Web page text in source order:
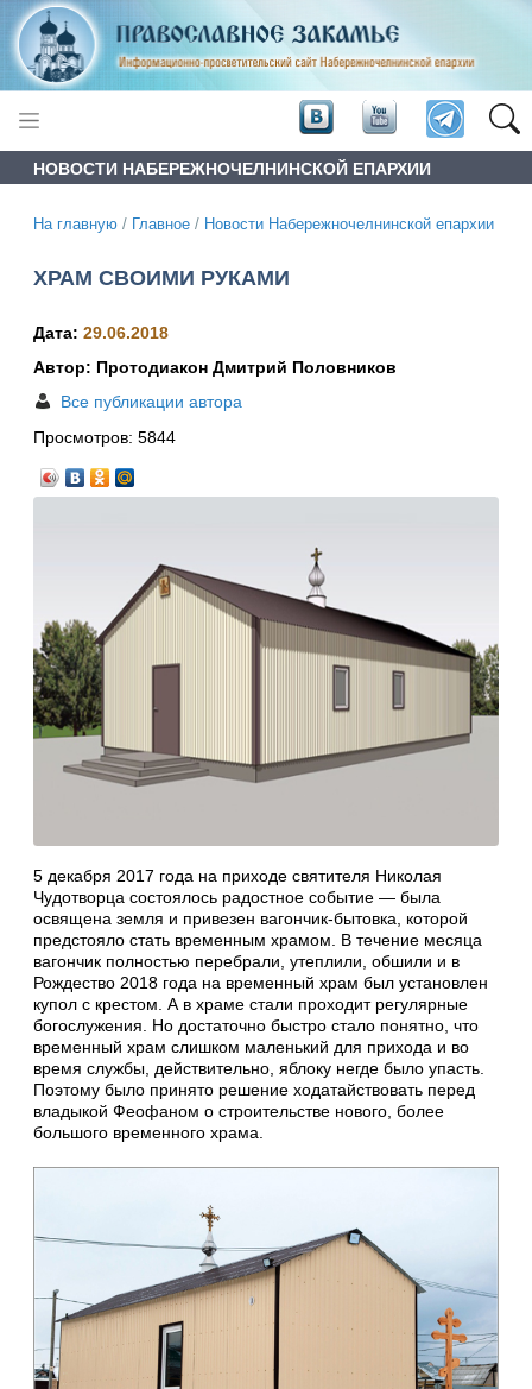
НОВОСТИ НАБЕРЕЖНОЧЕЛНИНСКОЙ ЕПАРХИИ
На главную / Главное / Новости Набережночелнинской епархии
ХРАМ СВОИМИ РУКАМИ
Дата: 29.06.2018
Автор: Протодиакон Дмитрий Половников
Все публикации автора
Просмотров: 5844
5 декабря 2017 года на приходе святителя Николая
Чудотворца состоялось радостное событие — была
освящена земля и привезен вагончик-бытовка, которой
предстояло стать временным храмом. В течение месяца
вагончик полностью перебрали, утеплили, обшили и в
Рождество 2018 года на временный храм был установлен
купол с крестом. А в храме стали проходит регулярные
богослужения. Но достаточно быстро стало понятно, что
временный храм слишком маленький для прихода и во
время службы, действительно, яблоку негде было упасть.
Поэтому было принято решение ходатайствовать перед
владыкой Феофаном о строительстве нового, более
большого временного храма.